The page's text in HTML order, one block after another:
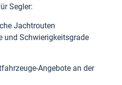
Segler:
Jachtrouten
und Schwierigkeitsgrade
Angebote an der